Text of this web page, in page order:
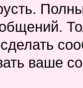
сделать
ваше